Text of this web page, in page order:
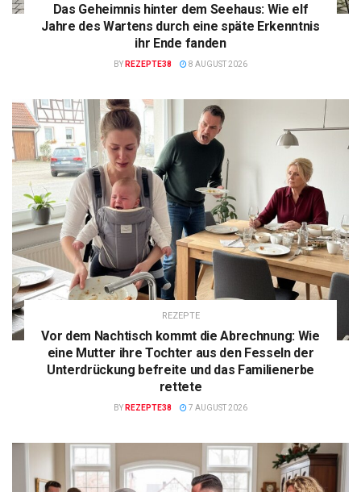
Das Geheimnis hinter dem Seehaus: Wie elf
Jahre des Wartens durch eine späte Erkenntnis
ihr Ende fanden
BY REZEPTE38 8 AUGUST 2026
REZEPTE
Vor dem Nachtisch kommt die Abrechnung: Wie
eine Mutter ihre Tochter aus den Fesseln der
Unterdrückung befreite und das Familienerbe
rettete
BY REZEPTE38 7 AUGUST 2026